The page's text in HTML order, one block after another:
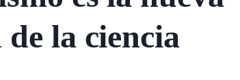
la ciencia